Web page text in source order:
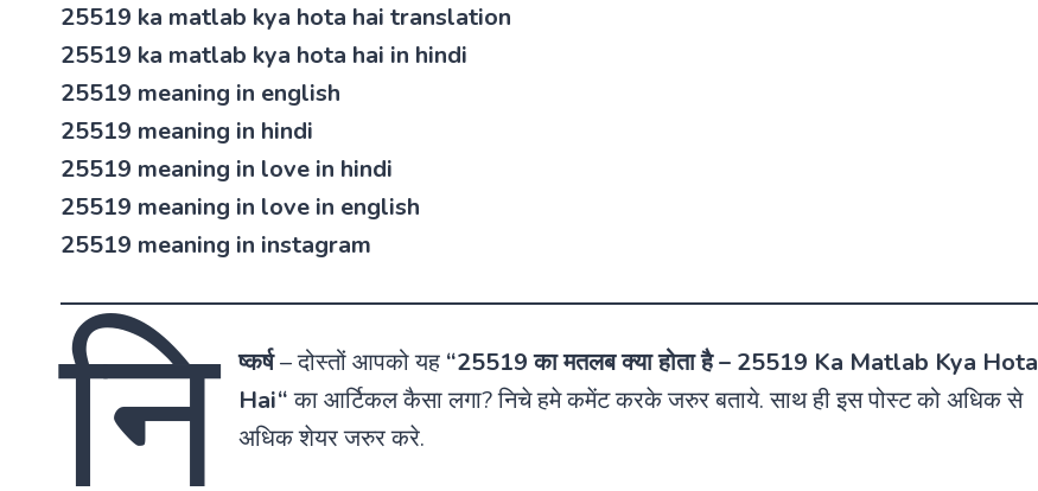
25519 ka matlab kya hota hai translation
25519 ka matlab kya hota hai in hindi
25519 meaning in english
25519 meaning in hindi
25519 meaning in love in hindi
25519 meaning in love in english
25519 meaning in instagram
नि ष्कर्ष–दोस्तों आपको यह “25519 का मतलब क्या होता है – 25519 Ka Matlab Kya Hota
Hai“का आर्टिकल कैसा लगा? निचे हमे कमेंट करके जरुर बताये. साथ ही इस पोस्ट को अधिक से
अधिक शेयर जरुर करे.